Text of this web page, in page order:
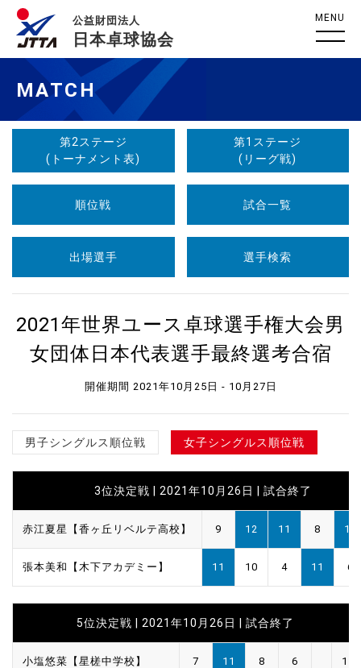
公益財団法人
日本卓球協会
MENU
MATCH
第2ステージ
(トーナメント表)
第1ステージ
(リーグ戦)
順位戦 試合一覧
出場選手 選手検索
2021年世界ユース卓球選手権大会男
女団体日本代表選手最終選考合宿
開催期間 2021年10月25日 - 10月27日
男子シングルス順位戦 女子シングルス順位戦
3位決定戦 | 2021年10月26日 | 試合終了
赤江夏星【香ヶ丘リベルテ高校】 9 12 11 8 11
張本美和【木下アカデミー】 11 10 4 11 6
5位決定戦 | 2021年10月26日 | 試合終了
小塩悠菜【星槎中学校】 7 11 8 6 1